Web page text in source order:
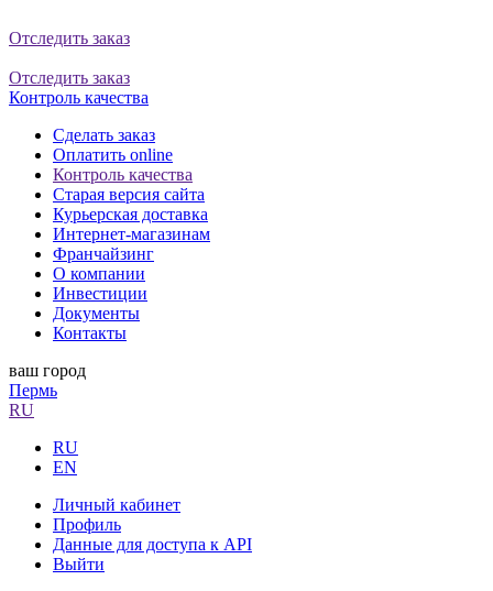
Отследить заказ
Отследить заказ
Контроль качества
Сделать заказ
Оплатить online
Контроль качества
Старая версия сайта
Курьерская доставка
Интернет-магазинам
Франчайзинг
О компании
Инвестиции
Документы
Контакты
ваш город
Пермь
RU
RU
EN
Личный кабинет
Профиль
Данные для доступа к API
Выйти